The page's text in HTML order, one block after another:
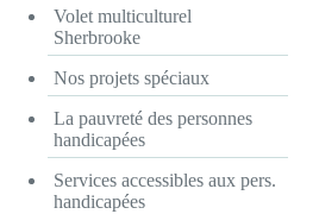
Volet multiculturel
Sherbrooke
Nos projets spéciaux
La pauvreté des personnes
handicapées
Services accessibles aux pers.
handicapées